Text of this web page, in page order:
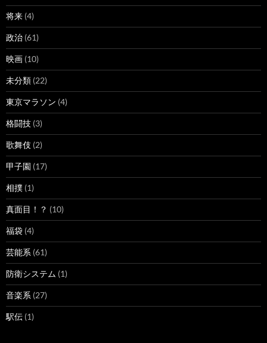
将来 (4)
政治 (61)
映画 (10)
未分類 (22)
東京マラソン (4)
格闘技 (3)
歌舞伎 (2)
甲子園 (17)
相撲 (1)
真面目！？ (10)
福袋 (4)
芸能系 (61)
防衛システム (1)
音楽系 (27)
駅伝 (1)